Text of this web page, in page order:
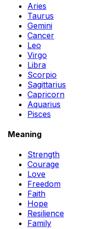
Aries
Taurus
Gemini
Cancer
Leo
Virgo
Libra
Scorpio
Sagittarius
Capricorn
Aquarius
Pisces
Meaning
Strength
Courage
Love
Freedom
Faith
Hope
Resilience
Family